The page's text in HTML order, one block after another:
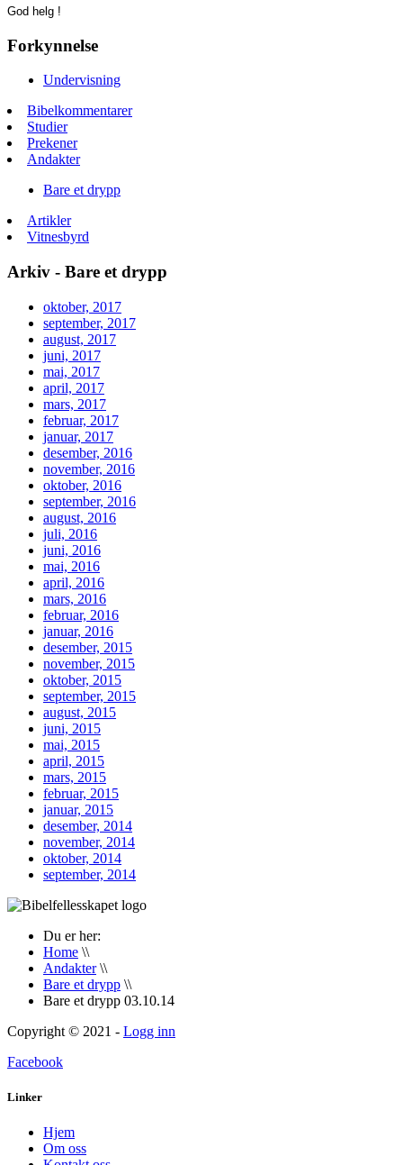
God helg !
Forkynnelse
Undervisning
Bibelkommentarer
Studier
Prekener
Andakter
Bare et drypp
Artikler
Vitnesbyrd
Arkiv - Bare et drypp
oktober, 2017
september, 2017
august, 2017
juni, 2017
mai, 2017
april, 2017
mars, 2017
februar, 2017
januar, 2017
desember, 2016
november, 2016
oktober, 2016
september, 2016
august, 2016
juli, 2016
juni, 2016
mai, 2016
april, 2016
mars, 2016
februar, 2016
januar, 2016
desember, 2015
november, 2015
oktober, 2015
september, 2015
august, 2015
juni, 2015
mai, 2015
april, 2015
mars, 2015
februar, 2015
januar, 2015
desember, 2014
november, 2014
oktober, 2014
september, 2014
Du er her:
Home \\
Andakter \\
Bare et drypp \\
Bare et drypp 03.10.14
Copyright © 2021 - Logg inn
Facebook
Linker
Hjem
Om oss